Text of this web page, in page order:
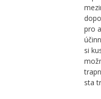
pro
si
sta